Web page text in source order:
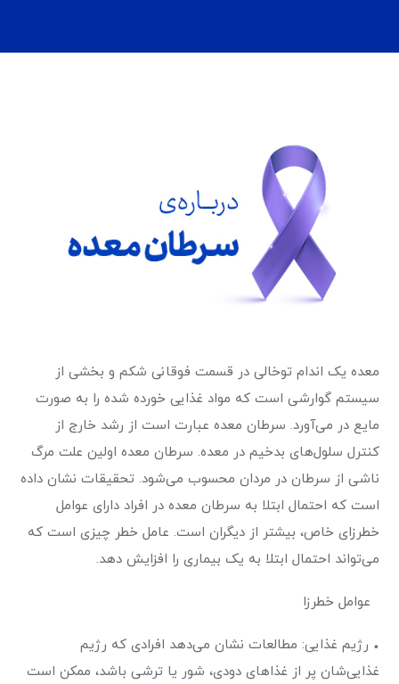
معده یک اندام توخالی در قسمت فوقانی شکم و بخشی از
سیستم گوارشی است که مواد غذایی خورده شده را به صورت
مایع در می‌آورد. سرطان معده عبارت‌ است‌ از رشد خارج از
کنترل سلول‌های‌ بدخیم‌ در معده‌. سرطان معده اولین علت مرگ
ناشی از سرطان در مردان محسوب می‌شود. تحقیقات نشان داده
است که احتمال ابتلا به سرطان معده در افراد دارای عوامل
خطرزای خاص، بیشتر‌ از دیگران است. عامل خطر چیزی است که
می‌تواند احتمال ابتلا به یک بیماری را افزایش دهد.
عوامل خطرزا
• رژیم غذایی: مطالعات نشان می‌دهد افرادی که رژیم
غذایی‌شان پر از غذاهای دودی، شور یا ترشی باشد، ممکن است